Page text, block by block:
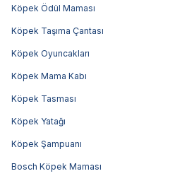
Köpek Ödül Maması
Köpek Taşıma Çantası
Köpek Oyuncakları
Köpek Mama Kabı
Köpek Tasması
Köpek Yatağı
Köpek Şampuanı
Bosch Köpek Maması